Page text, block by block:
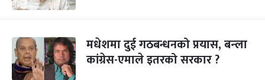
मधेशमा दुई गठबन्धनको प्रयास, बन्ला
कांग्रेस-एमाले इतरको सरकार ?